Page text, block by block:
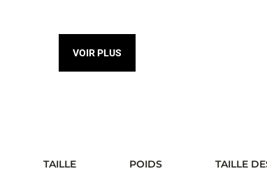
VOIR PLUS
TAILLE POIDS TAILLE